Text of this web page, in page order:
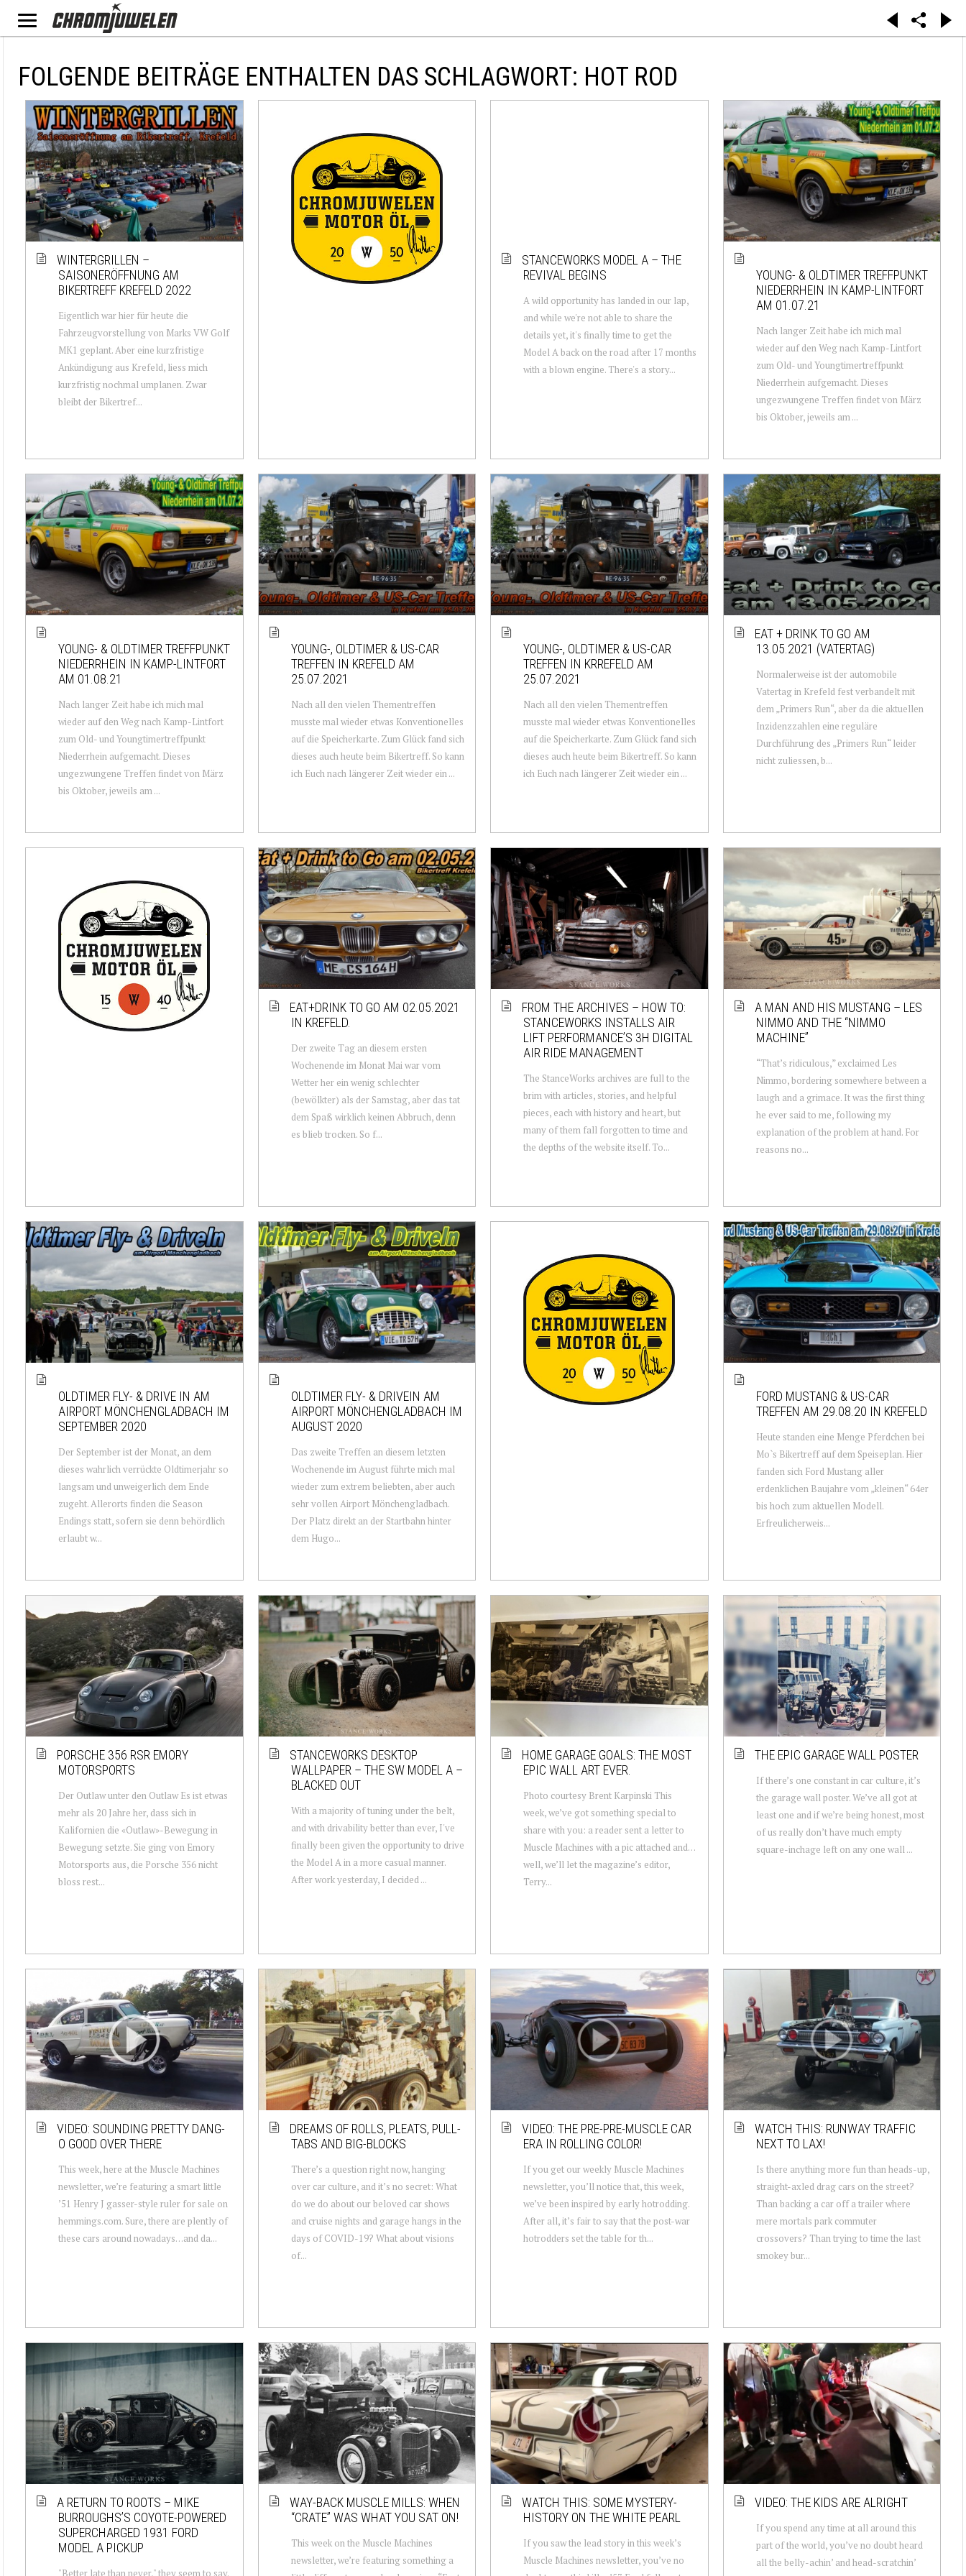
FOLGENDE BEITRÄGE ENTHALTEN DAS SCHLAGWORT: HOT ROD
WINTERGRILLEN –
SAISONERÖFFNUNG AM
BIKERTREFF KREFELD 2022
Eigentlich war hier für heute die
Fahrzeugvorstellung von Marks VW Golf
MK1 geplant. Aber eine kurzfristige
Ankündigung aus Krefeld, liess mich
kurzfristig nochmal umplanen. Zwar
bleibt der Bikertref...
STANCEWORKS MODEL A – THE
REVIVAL BEGINS
A wild opportunity has landed in our lap,
and while we're not able to share the
details yet, it's finally time to get the
Model A back on the road after 17 months
with a blown engine. There's a story...
YOUNG- & OLDTIMER TREFFPUNKT
NIEDERRHEIN IN KAMP-LINTFORT
AM 01.07.21
Nach langer Zeit habe ich mich mal
wieder auf den Weg nach Kamp-Lintfort
zum Old- und Youngtimertreffpunkt
Niederrhein aufgemacht. Dieses
ungezwungene Treffen findet von März
bis Oktober, jeweils am ...
YOUNG- & OLDTIMER TREFFPUNKT
NIEDERRHEIN IN KAMP-LINTFORT
AM 01.08.21
Nach langer Zeit habe ich mich mal
wieder auf den Weg nach Kamp-Lintfort
zum Old- und Youngtimertreffpunkt
Niederrhein aufgemacht. Dieses
ungezwungene Treffen findet von März
bis Oktober, jeweils am ...
YOUNG-, OLDTIMER & US-CAR
TREFFEN IN KREFELD AM
25.07.2021
Nach all den vielen Thementreffen
musste mal wieder etwas Konventionelles
auf die Speicherkarte. Zum Glück fand sich
dieses auch heute beim Bikertreff. So kann
ich Euch nach längerer Zeit wieder ein ...
YOUNG-, OLDTIMER & US-CAR
TREFFEN IN KRREFELD AM
25.07.2021
Nach all den vielen Thementreffen
musste mal wieder etwas Konventionelles
auf die Speicherkarte. Zum Glück fand sich
dieses auch heute beim Bikertreff. So kann
ich Euch nach längerer Zeit wieder ein ...
EAT + DRINK TO GO AM
13.05.2021 (VATERTAG)
Normalerweise ist der automobile
Vatertag in Krefeld fest verbandelt mit
dem „Primers Run“, aber da die aktuellen
Inzidenzzahlen eine reguläre
Durchführung des „Primers Run“ leider
nicht zuliessen, b...
EAT+DRINK TO GO AM 02.05.2021
IN KREFELD.
Der zweite Tag an diesem ersten
Wochenende im Monat Mai war vom
Wetter her ein wenig schlechter
(bewölkter) als der Samstag, aber das tat
dem Spaß wirklich keinen Abbruch, denn
es blieb trocken. So f...
FROM THE ARCHIVES – HOW TO:
STANCEWORKS INSTALLS AIR
LIFT PERFORMANCE’S 3H DIGITAL
AIR RIDE MANAGEMENT
The StanceWorks archives are full to the
brim with articles, stories, and helpful
pieces, each with history and heart, but
many of them fall forgotten to time and
the depths of the website itself. To...
A MAN AND HIS MUSTANG – LES
NIMMO AND THE “NIMMO
MACHINE”
“That’s ridiculous,” exclaimed Les
Nimmo, bordering somewhere between a
laugh and a grimace. It was the first thing
he ever said to me, following my
explanation of the problem at hand. For
reasons no...
OLDTIMER FLY- & DRIVE IN AM
AIRPORT MÖNCHENGLADBACH IM
SEPTEMBER 2020
Der September ist der Monat, an dem
dieses wahrlich verrückte Oldtimerjahr so
langsam und unweigerlich dem Ende
zugeht. Allerorts finden die Season
Endings statt, sofern sie denn behördlich
erlaubt w...
OLDTIMER FLY- & DRIVEIN AM
AIRPORT MÖNCHENGLADBACH IM
AUGUST 2020
Das zweite Treffen an diesem letzten
Wochenende im August führte mich mal
wieder zum extrem beliebten, aber auch
sehr vollen Airport Mönchengladbach.
Der Platz direkt an der Startbahn hinter
dem Hugo...
FORD MUSTANG & US-CAR
TREFFEN AM 29.08.20 IN KREFELD
Heute standen eine Menge Pferdchen bei
Mo`s Bikertreff auf dem Speiseplan. Hier
fanden sich Ford Mustang aller
erdenklichen Baujahre vom „kleinen“ 64er
bis hoch zum aktuellen Modell.
Erfreulicherweis...
PORSCHE 356 RSR EMORY
MOTORSPORTS
Der Outlaw unter den Outlaw Es ist etwas
mehr als 20 Jahre her, dass sich in
Kalifornien die «Outlaw»-Bewegung in
Bewegung setzte. Sie ging von Emory
Motorsports aus, die Porsche 356 nicht
bloss rest...
STANCEWORKS DESKTOP
WALLPAPER – THE SW MODEL A –
BLACKED OUT
With a majority of tuning under the belt,
and with drivability better than ever, I've
finally been given the opportunity to drive
the Model A in a more casual manner.
After work yesterday, I decided ...
HOME GARAGE GOALS: THE MOST
EPIC WALL ART EVER.
Photo courtesy Brent Karpinski This
week, we’ve got something special to
share with you: a reader sent a letter to
Muscle Machines with a pic attached and…
well, we’ll let the magazine’s editor,
Terry...
THE EPIC GARAGE WALL POSTER
If there’s one constant in car culture, it’s
the garage wall poster. We’ve all got at
least one and if we’re being honest, most
of us really don’t have much empty
square-inchage left on any one wall ...
VIDEO: SOUNDING PRETTY DANG-
O GOOD OVER THERE
This week, here at the Muscle Machines
newsletter, we’re featuring a smart little
’51 Henry J gasser-style ruler for sale on
hemmings.com. Sure, there are plently of
these cars around nowadays…and da...
DREAMS OF ROLLS, PLEATS, PULL-
TABS AND BIG-BLOCKS
There’s a question right now, hanging
over car culture, and it’s no secret: What
do we do about our beloved car shows
and cruise nights and garage hangs in the
days of COVID-19? What about visions
of...
VIDEO: THE PRE-PRE-MUSCLE CAR
ERA IN ROLLING COLOR!
If you get our weekly Muscle Machines
newsletter, you’ll notice that, this week,
we’ve been inspired by early hotrodding.
After all, it’s fair to say that the post-war
hotrodders set the table for th...
WATCH THIS: RUNWAY TRAFFIC
NEXT TO LAX!
Is there anything more fun than heads-up,
straight-axled drag cars on the street?
Than backing a car off a trailer where
mere mortals park commuter
crossovers? Than trying to time the last
smokey bur...
A RETURN TO ROOTS – MIKE
BURROUGHS’S COYOTE-POWERED
SUPERCHARGED 1931 FORD
MODEL A PICKUP
"Better late than never," they seem to say.
WAY-BACK MUSCLE MILLS: WHEN
“CRATE” WAS WHAT YOU SAT ON!
This week on the Muscle Machines
newsletter, we’re featuring something a
WATCH THIS: SOME MYSTERY-
HISTORY ON THE WHITE PEARL
If you saw the lead story in this week’s
Muscle Machines newsletter, you’ve no
VIDEO: THE KIDS ARE ALRIGHT
If you spend any time at all around this
part of the world, you’ve no doubt heard
all the belly-achin’ and head-scratchin’